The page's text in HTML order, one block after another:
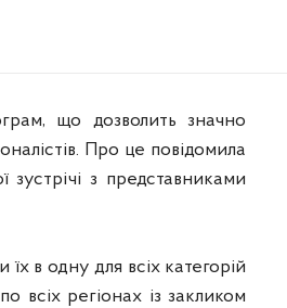
що дозволить значно
Про це повідомила
зустрічі з представниками
в одну для всіх категорій
всіх регіонах із закликом